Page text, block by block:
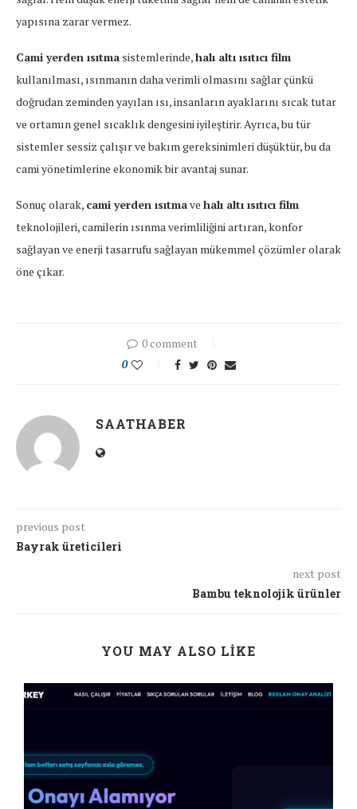
yapısına zarar vermez.
Cami yerden ısıtma sistemlerinde,halı altı ısıtıcı film
kullanılması, ısınmanın daha verimli olmasını sağlar çünkü
doğrudan zeminden yayılan ısı, insanların ayaklarını sıcak tutar
ve ortamın genel sıcaklık dengesini iyileştirir. Ayrıca, bu tür
sistemler sessiz çalışır ve bakım gereksinimleri düşüktür, bu da
cami yönetimlerine ekonomik bir avantaj sunar.
Sonuç olarak, cami yerden ısıtmave halı altı ısıtıcı film
teknolojileri, camilerin ısınma verimliliğini artıran, konfor
sağlayan ve enerji tasarrufu sağlayan mükemmel çözümler olarak
öne çıkar.
0 comment
0
SAATHABER
previous post
Bayrak üreticileri
next post
Bambu teknolojik ürünler
YOU MAY ALSO LIKE